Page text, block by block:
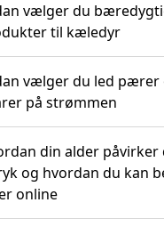
vælger du
til kæledyr
vælger du led pærer
på strømmen
din alder påvirker
og hvordan du kan
online